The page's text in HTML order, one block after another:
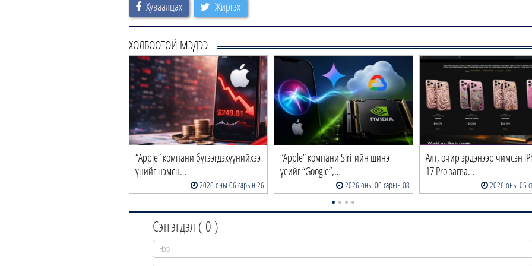
Хуваалцах Жиргэх
ХОЛБООТОЙ МЭДЭЭ
“Apple” компани бүтээгдэхүүнийхээ
үнийг нэмсн…
2026 оны 06 сарын 26
“Apple” компани Siri-ийн шинэ
үеийг “Google”,…
2026 оны 06 сарын 08
Алт, очир эрдэнээр чимсэн
17 Pro загва…
2026 оны 05
Сэтгэгдэл ( 0 )